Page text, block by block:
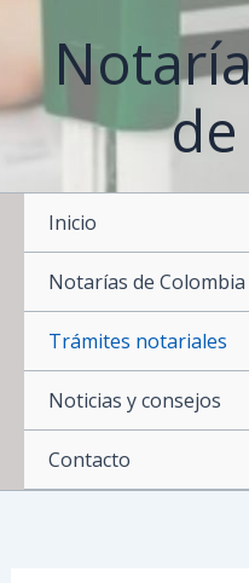
contenido
Inicio
Notarías de Colombia
Trámites notariales
Noticias y consejos
Contacto